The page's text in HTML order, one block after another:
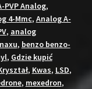
PVP Analog,
4-Mmc, Analog A-
, analog
, benzo benzo-
, Gdzie kupić
, Kwas, LSD,
, mexedron,